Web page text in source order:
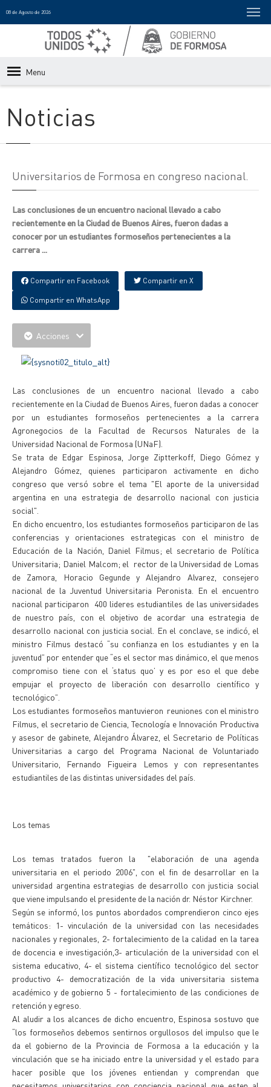
08 de Agosto de 2026
Menu
Noticias
Universitarios de Formosa en congreso nacional.
Las conclusiones de un encuentro nacional llevado a cabo
recientemente en la Ciudad de Buenos Aires, fueron dadas a
conocer por un estudiantes formoseños pertenecientes a la
carrera ...
Compartir en Facebook Compartir en X
Compartir en WhatsApp
Acciones
Las conclusiones de un encuentro nacional llevado a cabo
recientemente en la Ciudad de Buenos Aires, fueron dadas a conocer
por un estudiantes formoseños pertenecientes a la carrera
Agronegocios de la Facultad de Recursos Naturales de la
Universidad Nacional de Formosa (UNaF).
Se trata de Edgar Espinosa, Jorge Ziptterkoff, Diego Gómez y
Alejandro Gómez, quienes participaron activamente en dicho
congreso que versó sobre el tema "El aporte de la universidad
argentina en una estrategia de desarrollo nacional con justicia
social".
En dicho encuentro, los estudiantes formoseños participaron de las
conferencias y orientaciones estrategicas con el ministro de
Educación de la Nación, Daniel Filmus; el secretario de Política
Universitaria; Daniel Malcom; el rector de la Universidad de Lomas
de Zamora, Horacio Gegunde y Alejandro Alvarez, consejero
nacional de la Juventud Universitaria Peronista. En el encuentro
nacional participaron 400 lideres estudiantiles de las universidades
de nuestro país, con el objetivo de acordar una estrategia de
desarrollo nacional con justicia social. En el conclave, se indicó, el
ministro Filmus destacó “su confianza en los estudiantes y en la
juventud” por entender que “es el sector mas dinámico, el que menos
compromiso tiene con el ‘status quo’ y es por eso el que debe
empujar el proyecto de liberación con desarrollo científico y
tecnológico”.
Los estudiantes formoseños mantuvieron reuniones con el ministro
Filmus, el secretario de Ciencia, Tecnología e Innovación Productiva
y asesor de gabinete, Alejandro Álvarez, el Secretario de Políticas
Universitarias a cargo del Programa Nacional de Voluntariado
Universitario, Fernando Figueira Lemos y con representantes
estudiantiles de las distintas universidades del país.
Los temas
Los temas tratados fueron la "elaboración de una agenda
universitaria en el periodo 2006", con el fin de desarrollar en la
universidad argentina estrategias de desarrollo con justicia social
que viene impulsando el presidente de la nación dr. Néstor Kirchner.
Según se informó, los puntos abordados comprendieron cinco ejes
temáticos: 1- vinculación de la universidad con las necesidades
nacionales y regionales, 2- fortalecimiento de la calidad en la tarea
de docencia e investigación,3- articulación de la universidad con el
sistema educativo, 4- el sistema científico tecnológico del sector
productivo 4- democratización de la vida universitaria sistema
académico y de gobierno 5 - fortalecimiento de las condiciones de
retención y egreso.
Al aludir a los alcances de dicho encuentro, Espinosa sostuvo que
“los formoseños debemos sentirnos orgullosos del impulso que le
da el gobierno de la Provincia de Formosa a la educación y la
vinculación que se ha iniciado entre la universidad y el estado para
hacer posible que los jóvenes entiendan y comprendan que